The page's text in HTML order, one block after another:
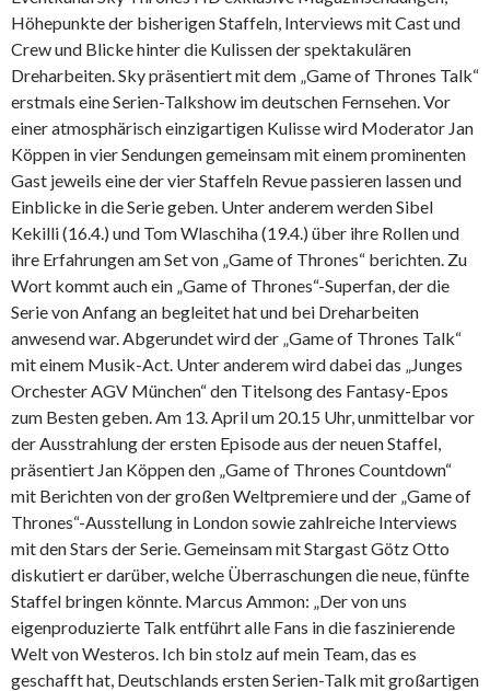
Höhepunkte der bisherigen Staffeln, Interviews mit Cast und
Crew und Blicke hinter die Kulissen der spektakulären
Dreharbeiten. Sky präsentiert mit dem „Game of Thrones Talk“
erstmals eine Serien-Talkshow im deutschen Fernsehen. Vor
einer atmosphärisch einzigartigen Kulisse wird Moderator Jan
Köppen in vier Sendungen gemeinsam mit einem prominenten
Gast jeweils eine der vier Staffeln Revue passieren lassen und
Einblicke in die Serie geben. Unter anderem werden Sibel
Kekilli (16.4.) und Tom Wlaschiha (19.4.) über ihre Rollen und
ihre Erfahrungen am Set von „Game of Thrones“ berichten. Zu
Wort kommt auch ein „Game of Thrones“-Superfan, der die
Serie von Anfang an begleitet hat und bei Dreharbeiten
anwesend war. Abgerundet wird der „Game of Thrones Talk“
mit einem Musik-Act. Unter anderem wird dabei das „Junges
Orchester AGV München“ den Titelsong des Fantasy-Epos
zum Besten geben. Am 13. April um 20.15 Uhr, unmittelbar vor
der Ausstrahlung der ersten Episode aus der neuen Staffel,
präsentiert Jan Köppen den „Game of Thrones Countdown“
mit Berichten von der großen Weltpremiere und der „Game of
Thrones“-Ausstellung in London sowie zahlreiche Interviews
mit den Stars der Serie. Gemeinsam mit Stargast Götz Otto
diskutiert er darüber, welche Überraschungen die neue, fünfte
Staffel bringen könnte. Marcus Ammon: „Der von uns
eigenproduzierte Talk entführt alle Fans in die faszinierende
Welt von Westeros. Ich bin stolz auf mein Team, das es
geschafft hat, Deutschlands ersten Serien-Talk mit großartigen